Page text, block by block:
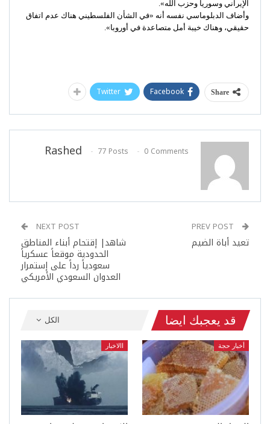
الإيراني وسوريا وحزب الله».
وأضاف الدبلوماسي نفسه أنه «في الشأن الفلسطيني هناك عدم اتفاق
حقيقي، وهناك خيبة أمل متصاعدة في أوروبا».
Share
Facebook
Twitter
Rashed 77 Posts 0 Comments
تعيد أباة الضيم
NEXT POST
شاهد| إقتحام أبناء المناطق
الحدودية موقعاً عسكرياً
سعودياً رداً على إستمرار
العدوان السعودي الأمريكي
الكل قد يعجبك ايضا
أخبار حجة االاخبار